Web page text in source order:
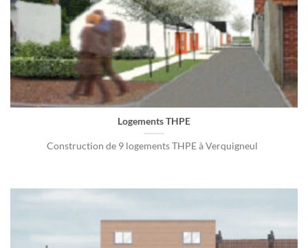
Logements THPE
Construction de 9 logements THPE à Verquigneul